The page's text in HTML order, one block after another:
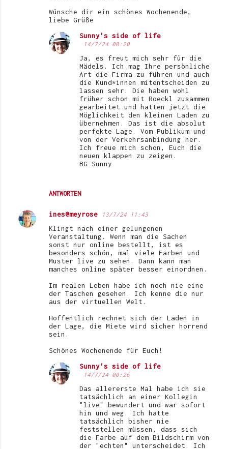
Wünsche dir ein schönes Wochenende,
liebe Grüße
ANTWORTEN
Sunny's side of life
14/7/24 00:20
Ja, es freut mich sehr für die
Mädels. Ich mag Ihre persönliche
Art die Firma zu führen und auch
die Kund*innen mitentscheiden zu
lassen sehr. Die haben wohl
früher schon mit Roeckl zusammen
gearbeitet und hatten jetzt die
Möglichkeit den kleinen Laden zu
übernehmen. Das ist die absolut
perfekte Lage. Vom Publikum und
von der Verkehrsanbindung her.
Ich freue mich schon, Euch die
neuen klappen zu zeigen.
BG Sunny
ines@meyrose 13/7/24 11:43
Klingt nach einer gelungenen
Veranstaltung. Wenn man die Sachen
sonst nur online bestellt, ist es
besonders schön, mal viele Farben und
Muster live zu sehen. Dann kann man
manches online später besser einordnen.
Im realen Leben habe ich noch nie eine
der Taschen gesehen. Ich kenne die nur
aus der virtuellen Welt.
Hoffentlich rechnet sich der Laden in
der Lage, die Miete wird sicher horrend
sein.
Schönes Wochenende für Euch!
Sunny's side of life
14/7/24 00:26
Das allererste Mal habe ich sie
tatsächlich an einer Kollegin
"live" bewundert und war sofort
hin und weg. Ich hatte
tatsächlich bisher nie
feststellen müssen, dass sich
die Farbe auf dem Bildschirm von
der "echten" unterscheidet. Ich